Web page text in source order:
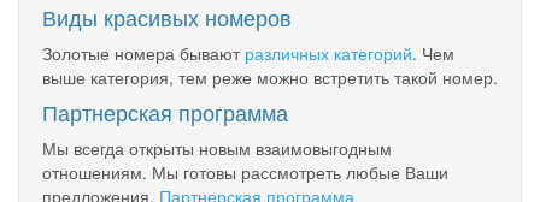
Виды красивых номеров
Золотые номера бывают различных категорий. Чем
выше категория, тем реже можно встретить такой номер.
Партнерская программа
Мы всегда открыты новым взаимовыгодным
отношениям. Мы готовы рассмотреть любые Ваши
предложения. Партнерская программа